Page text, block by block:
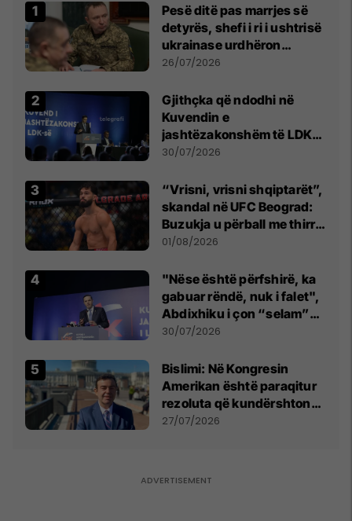
Pesë ditë pas marrjes së
detyrës, shefi i ri i ushtrisë
ukrainase urdhëron
kontroll të madh
26/07/2026
Gjithçka që ndodhi në
Kuvendin e
jashtëzakonshëm të LDK-
së
30/07/2026
“Vrisni, vrisni shqiptarët”,
skandal në UFC Beograd:
Buzukja u përball me thirrje
anti-shqiptare nga
01/08/2026
"Nëse është përfshirë, ka
gabuar rëndë, nuk i falet",
Abdixhiku i çon “selam”
Përparim Ramës
30/07/2026
Bislimi: Në Kongresin
Amerikan është paraqitur
rezoluta që kundërshton
mbajtjen e Asamblesë
27/07/2026